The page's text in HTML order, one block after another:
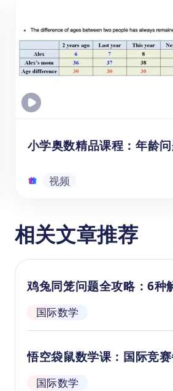
（5）归纳解题技巧：寻找中
关系消去中间量。
2. 主要知识点：
等量代换是数学中的一个基本
用到。通过学习和掌握等量代
养逻辑思维能力和问题解决能
小学奥数精品课程：年龄问
视频
小学奥数精品课程：年龄问
（一）
本资源为小学中高级（3-6年
提升思维能力的学生。本视频
问题中“年龄和”的奥数知识点
梳理和深度解读，学生将学
生活常识，来求解岁数问题。
数精品课》共11节，本视频
视频
相关文章推荐
鸡兔同笼问题全攻略：6种
国际数学
悟空袋鼠数学课：国际竞
养全指南
国际数学